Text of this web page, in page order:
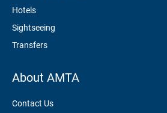
Hotels
Sightseeing
Transfers
About AMTA
Contact Us